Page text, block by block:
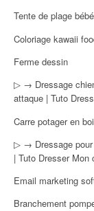
Tente de plage bébé
Coloriage kawaii
Ferme dessin
▷ → Dressage
attaque | Tuto
Carre potager en
▷ → Dressage pour
| Tuto Dresser Mon
Email marketing
Branchement